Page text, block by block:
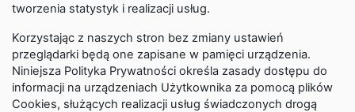
tworzenia statystyk i realizacji usług.
Korzystając z naszych stron bez zmiany ustawień
przeglądarki będą one zapisane w pamięci urządzenia.
Niniejsza Polityka Prywatności określa zasady dostępu do
informacji na urządzeniach Użytkownika za pomocą plików
Cookies, służących realizacji usług świadczonych drogą